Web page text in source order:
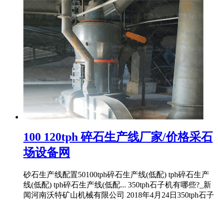
100 120tph 碎石生产线厂家/价格采石
场设备网
砂石生产线配置50100tph碎石生产线(低配) tph碎石生产
线(低配) tph碎石生产线(低配... 350tph石子机有哪些?_新
闻河南沃特矿山机械有限公司 2018年4月24日350tph石子